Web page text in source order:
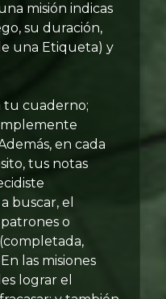
misión indicas
su duración,
una Etiqueta) y
tu cuaderno;
en cada
tus notas
buscar, el
o
las misiones
lograr el